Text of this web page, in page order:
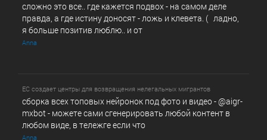
сложно это все.. где кажется подвох - на самом деле
правда, а где истину доносят - ложь и клевета. ( ладно,
я больше позитив люблю.. и от
Anna
ЕС создает центры для возвращения нелегальных мигрантов
сборка всех топовых нейронок под фото и видео - @­a­i­­gr­
mx­b­­o­t - можете сами сгенерировать любой контент в
любом виде, в т­ележг­е е­сл­и ч­то
Anna